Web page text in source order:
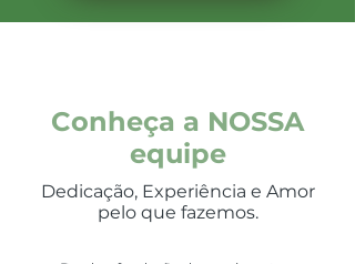
Conheça a NOSSA
equipe
Dedicação, Experiência e Amor
pelo que fazemos.